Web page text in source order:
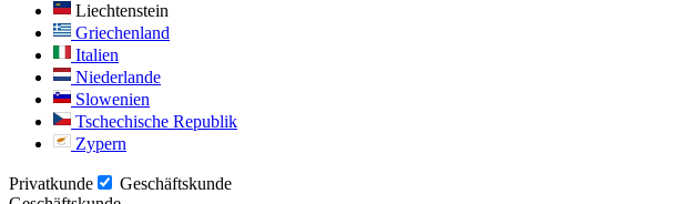
Liechtenstein
Griechenland
Italien
Niederlande
Slowenien
Tschechische Republik
Zypern
Privatkunde
Geschäftskunde